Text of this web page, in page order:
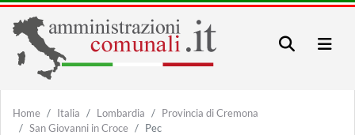
Home Italia Lombardia
Provincia di Cremona
San Giovanni in Croce
Pec